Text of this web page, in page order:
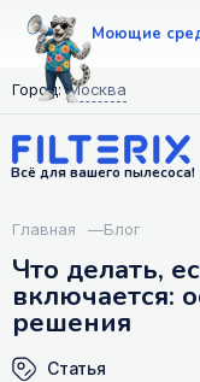
Моющие
Город: Москва
Всё для вашего пылесоса!
Главная —Блог
Что делать,
включается:
решения
Статья